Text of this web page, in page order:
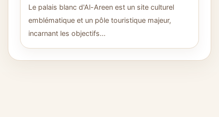
Le palais blanc d'Al-Areen est un site culturel
emblématique et un pôle touristique majeur,
incarnant les objectifs...